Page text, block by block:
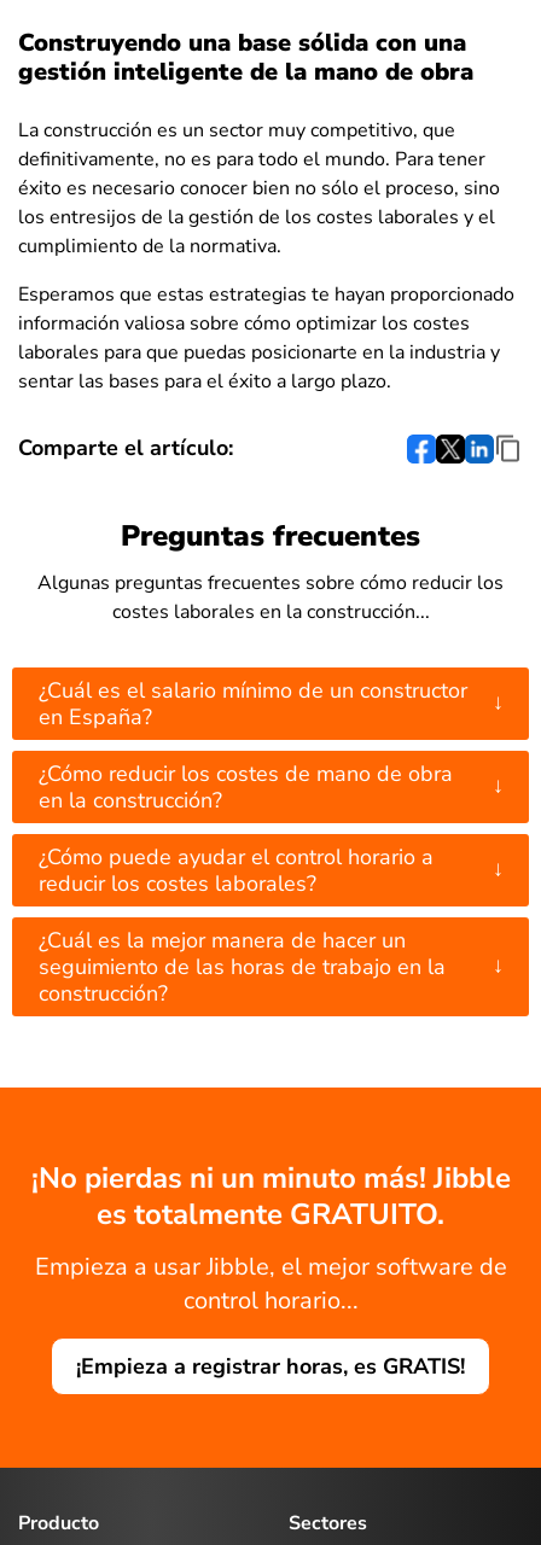
Construyendo una base sólida con una
gestión inteligente de la mano de obra
La construcción es un sector muy competitivo, que
definitivamente, no es para todo el mundo. Para tener
éxito es necesario conocer bien no sólo el proceso, sino
los entresijos de la gestión de los costes laborales y el
cumplimiento de la normativa.
Esperamos que estas estrategias te hayan proporcionado
información valiosa sobre cómo optimizar los costes
laborales para que puedas posicionarte en la industria y
sentar las bases para el éxito a largo plazo.
Comparte el artículo:
Preguntas frecuentes
Algunas preguntas frecuentes sobre cómo reducir los
costes laborales en la construcción...
¿Cuál es el salario mínimo de un constructor
en España?
↓
¿Cómo reducir los costes de mano de obra
en la construcción?
↓
¿Cómo puede ayudar el control horario a
reducir los costes laborales?
↓
¿Cuál es la mejor manera de hacer un
seguimiento de las horas de trabajo en la
construcción?
↓
¡No pierdas ni un minuto más! Jibble
es totalmente GRATUITO.
Empieza a usar Jibble, el mejor software de
control horario...
¡Empieza a registrar horas, es GRATIS!
Producto
Sectores